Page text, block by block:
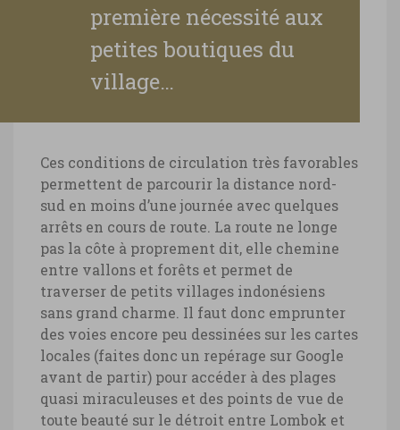
première nécessité aux
petites boutiques du
village…
Ces conditions de circulation très favorables
permettent de parcourir la distance nord-
sud en moins d’une journée avec quelques
arrêts en cours de route. La route ne longe
pas la côte à proprement dit, elle chemine
entre vallons et forêts et permet de
traverser de petits villages indonésiens
sans grand charme. Il faut donc emprunter
des voies encore peu dessinées sur les cartes
locales (faites donc un repérage sur Google
avant de partir) pour accéder à des plages
quasi miraculeuses et des points de vue de
toute beauté sur le détroit entre Lombok et